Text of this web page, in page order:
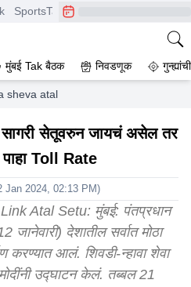
SportsTak CrimeTak
मुंबई Tak बैठक निवडणूक
sheva atal setu toll rate if you want
सेतूवरुन जायचं असेल तर
पाहा Toll Rate
Jan 2024, 02:13 PM)
Atal Setu: मुंबई: पंतप्रधान
जानेवारी) देशातील सर्वात मोठा
करण्यात आलं. शिवडी-न्हावा शेवा
उद्घाटन केलं. तब्बल 21